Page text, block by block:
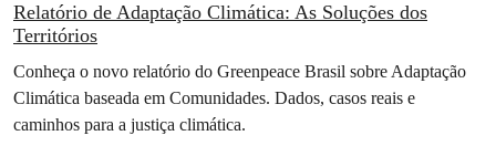
Relatório de Adaptação Climática: As Soluções dos
Territórios
Conheça o novo relatório do Greenpeace Brasil sobre Adaptação
Climática baseada em Comunidades. Dados, casos reais e
caminhos para a justiça climática.